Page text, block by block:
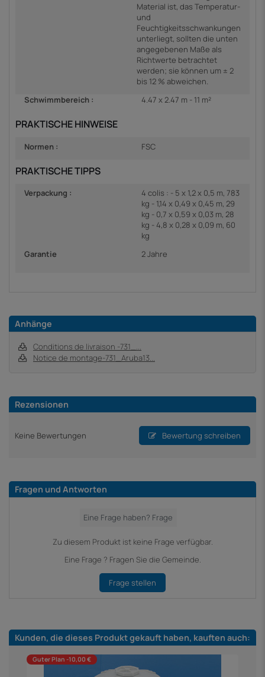
Material ist, das Temperatur-
und
Feuchtigkeitsschwankungen
unterliegt, sollten die unten
angegebenen Maße als
Richtwerte betrachtet
werden; sie können um ± 2
bis 12 % abweichen.
Schwimmbereich :
4.47 x 2.47 m - 11 m²
PRAKTISCHE HINWEISE
Normen : FSC
PRAKTISCHE TIPPS
Verpackung :
4 colis : - 5 x 1,2 x 0,5 m, 783
kg - 1,14 x 0,49 x 0,45 m, 29
kg - 0,7 x 0,59 x 0,03 m, 28
kg - 4,8 x 0,28 x 0,09 m, 60
kg
Garantie
2 Jahre
Anhänge
Conditions de livraison -731_...
Notice de montage-731_Aruba13...
Rezensionen
Keine Bewertungen Bewertung schreiben
Fragen und Antworten
Zu diesem Produkt ist keine Frage verfügbar.
Eine Frage ? Fragen Sie die Gemeinde.
Frage stellen
Kunden, die dieses Produkt gekauft haben, kauften auch:
Guter Plan -10,00 €